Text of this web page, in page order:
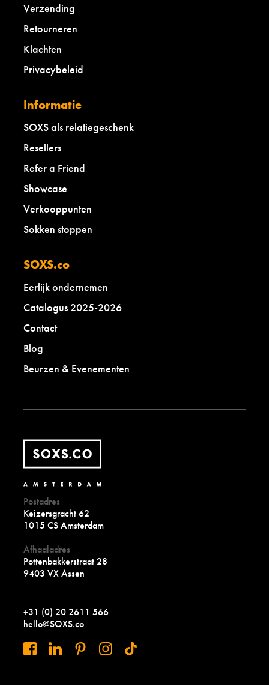
Verzending
Retourneren
Klachten
Privacybeleid
Informatie
SOXS als relatiegeschenk
Resellers
Refer a Friend
Showcase
Verkooppunten
Sokken stoppen
SOXS.co
Eerlijk ondernemen
Catalogus 2025-2026
Contact
Blog
Beurzen & Evenementen
Postadres
Keizersgracht 62
1015 CS Amsterdam
Afhaaladres
Pottenbakkerstraat 28
9403 VX Assen
+31 (0) 20 2611 566
hello@SOXS.co